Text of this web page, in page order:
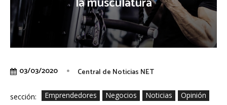
03/03/2020 Central de Noticias NET
sección: Emprendedores Negocios Noticias Opinión